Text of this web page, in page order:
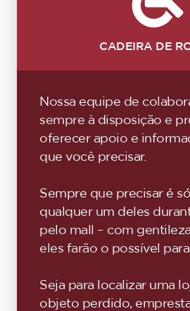
CADEIRA DE
Nossa equipe de
sempre à disposição e
oferecer apoio e
que você precisar.
Sempre que precisar é
qualquer um deles
pelo mall – com
eles farão o possível
Seja para localizar uma
objeto perdido,